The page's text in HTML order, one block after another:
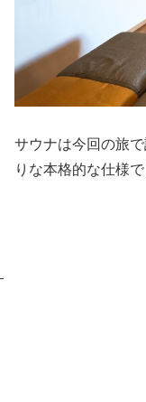
サウナは今回の旅
りな本格的な仕様で